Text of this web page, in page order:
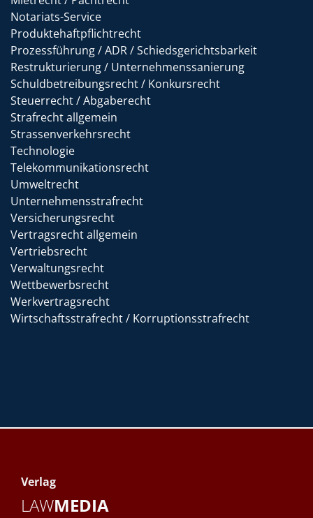
Notariats-Service
Produktehaftpflichtrecht
Prozessführung / ADR / Schiedsgerichtsbarkeit
Restrukturierung / Unternehmenssanierung
Schuldbetreibungsrecht / Konkursrecht
Steuerrecht / Abgaberecht
Strafrecht allgemein
Strassenverkehrsrecht
Technologie
Telekommunikationsrecht
Umweltrecht
Unternehmensstrafrecht
Versicherungsrecht
Vertragsrecht allgemein
Vertriebsrecht
Verwaltungsrecht
Wettbewerbsrecht
Werkvertragsrecht
Wirtschaftsstrafrecht / Korruptionsstrafrecht
Verlag
LAWMEDIA